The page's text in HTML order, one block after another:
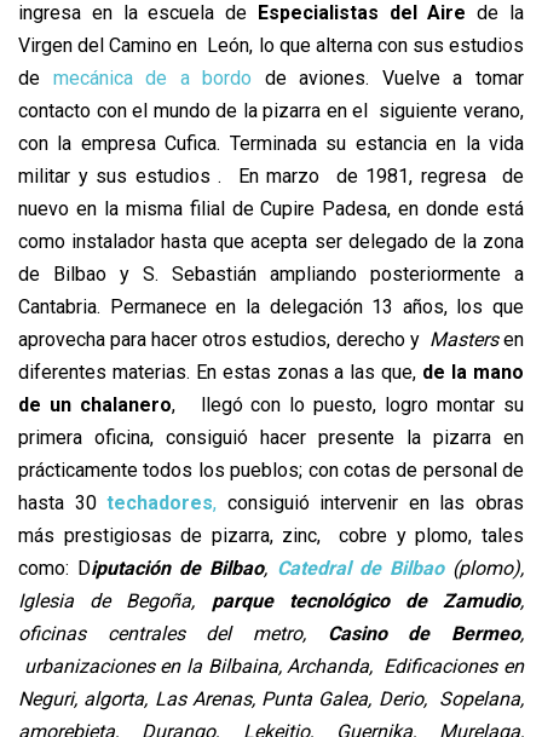
ingresa en la escuela de
Especialistas del Aire de la
Virgen del Camino en León, lo que alterna con sus estudios
de mecánica de a bordo de aviones. Vuelve a tomar
contacto con el mundo de la pizarra en el siguiente verano,
con la empresa Cufica. Terminada su estancia en la vida
militar y sus estudios . En marzo de 1981, regresa de
nuevo en la misma filial de Cupire Padesa, en donde está
como instalador hasta que acepta ser delegado de la zona
de Bilbao y S. Sebastián ampliando posteriormente a
Cantabria. Permanece en la delegación 13 años, los que
aprovecha para hacer otros estudios, derecho y Mastersen
diferentes materias. En estas zonas a las que, de la mano
de un chalanero, llegó con lo puesto, logro montar su
primera oficina, consiguió hacer presente la pizarra en
prácticamente todos los pueblos; con cotas de personal de
hasta 30techadores, consiguió intervenir en las obras
más prestigiosas de pizarra, zinc, cobre y plomo, tales
como: Diputación de Bilbao, Catedral de Bilbao(plomo),
Iglesia de Begoña, parque tecnológico de Zamudio,
oficinas centrales del metro, Casino de Bermeo,
urbanizaciones en la Bilbaina, Archanda, Edificaciones en
Neguri, algorta, Las Arenas, Punta Galea, Derio, Sopelana,
amorebieta, Durango, Lekeitio, Guernika, Murelaga,